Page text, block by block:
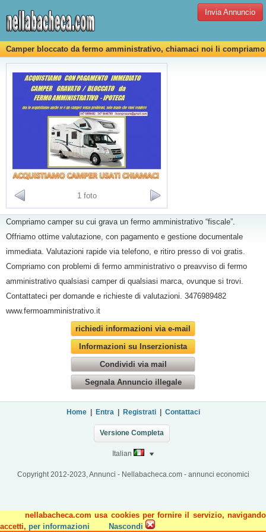
nellabacheca.com usa cookies per fornire il servizio, navigando
accetti, per informazioni Nascondi
Invia Annuncio
Camper bloccato da fermo amministrativo, chiamaci noi li compriamo
1 foto
Compriamo camper su cui grava un fermo amministrativo “fiscale”.
Offriamo ottime valutazione, con pagamento e gestione documentale
immediata. Valutazioni rapide via telefono, e ritiro presso di voi gratis.
Compriamo con problemi di fermo amministrativo o preavviso di fermo
amministrativo qualsiasi camper di qualsiasi marca, ovunque si trovi.
Contattateci per domande e richieste di valutazioni. 3476989482
www.fermoamministrativo.it
richiedi informazioni via e-mail
Informazioni su Inserzionista
Condividi via mail
Segnala Annuncio illegale
Home| Entra Registrati| Contattaci
Versione Completa
Italian
Copyright 2012-2023, Annunci - Nellabacheca.com - annunci economici